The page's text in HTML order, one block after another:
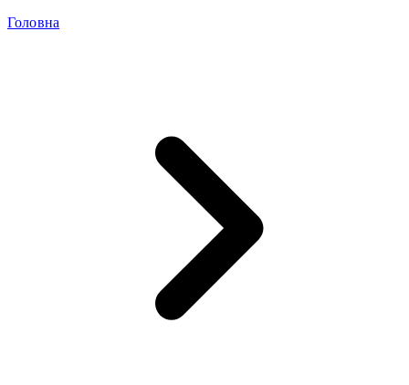
Головна